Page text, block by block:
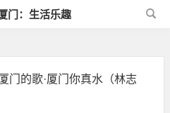
门：生活乐趣
门的歌·厦门你真水（林志